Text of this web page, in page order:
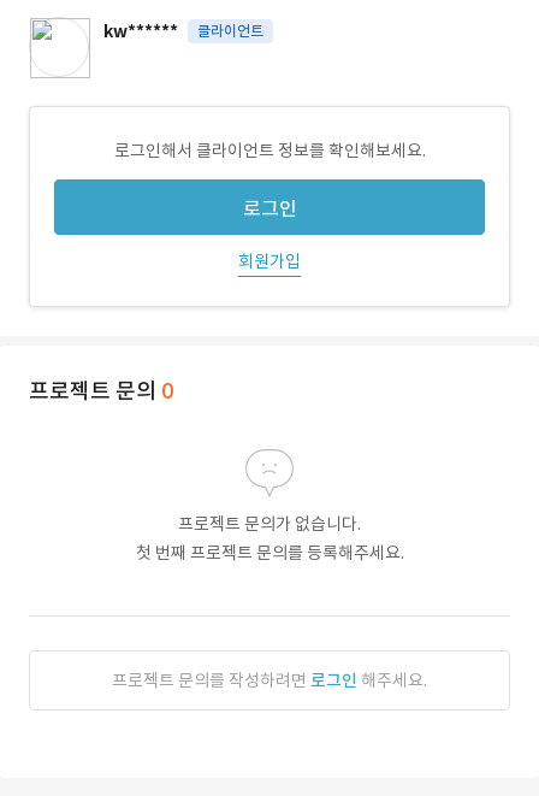
kw****** 클라이언트
로그인해서 클라이언트 정보를 확인해보세요.
로그인
회원가입
프로젝트 문의 0
프로젝트 문의가 없습니다.
첫 번째 프로젝트 문의를 등록해주세요.
프로젝트 문의를 작성하려면 로그인 해주세요.